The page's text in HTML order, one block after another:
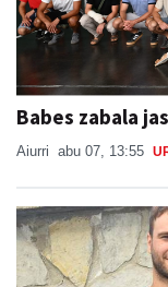
Babes zabala
Aiurri abu 07, 13:55